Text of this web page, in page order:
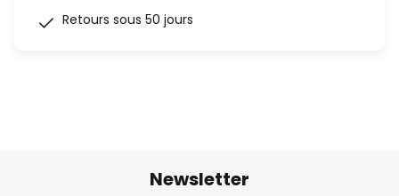
Retours sous 50 jours
Newsletter